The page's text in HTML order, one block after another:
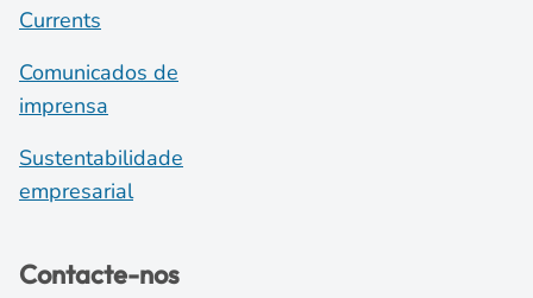
Currents
Comunicados de
imprensa
Sustentabilidade
empresarial
Contacte-nos